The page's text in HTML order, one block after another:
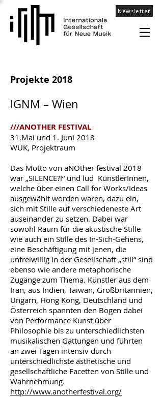
Newsletter
Projekte 2018
IGNM – Wien
///ANOTHER FESTIVAL
31.Mai und 1. Juni 2018
WUK, Projektraum
Das Motto von aNOther festival 2018
war „SILENCE?!“ und lud KünstlerInnen,
welche über einen Call for Works/Ideas
ausgewählt worden waren, dazu ein,
sich mit Stille auf verschiedeneste Art
auseinander zu setzen. Dabei war
sowohl Raum für die akustische Stille
wie auch ein Stille des In-Sich-Gehens,
eine Beschäftigung mit jenen, die
unfreiwillig in der Gesellschaft „still“ sind
ebenso wie andere metaphorische
Zugänge zum Thema. Künstler aus dem
Iran, aus Indien, Taiwan, Großbritannien,
Ungarn, Hong Kong, Deutschland und
Österreich spannten den Bogen dabei
von Performance Kunst über
Philosophie bis zu unterschiedlichsten
musikalischen Gattungen und führten
an zwei Tagen intensiv durch
unterschiedlichste ästhetische und
gesellschaftliche Facetten von Stille und
Wahrnehmung.
http://www.anotherfestival.org/